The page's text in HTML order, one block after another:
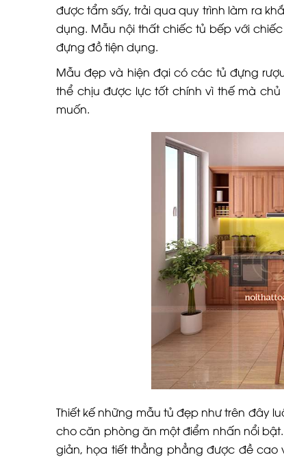
được tẩm sấy, trải qua quy trình làm ra
dụng. Mẫu nội thất chiếc tủ bếp với
đựng đồ tiện dụng.
Mẫu đẹp và hiện đại có các tủ đựng
thể chịu được lực tốt chính vì thế mà
muốn.
Thiết kế những mẫu tủ đẹp như trên đây
cho căn phòng ăn một điểm nhấn nổi
giản, họa tiết thẳng phẳng được đề cao